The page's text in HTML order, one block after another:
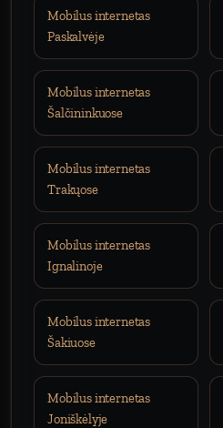
Mobilus internetas
Paskalvėje
Mobilus internetas
Šalčininkuose
Mobilus internetas
Trakųose
Mobilus internetas
Ignalinoje
Mobilus internetas
Šakiuose
Mobilus internetas
Joniškėlyje